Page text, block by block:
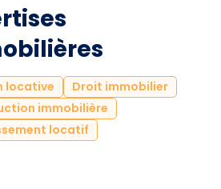
locative
Droit immobilier
immobilière
locatif